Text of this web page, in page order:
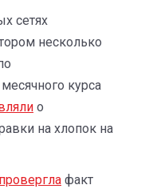
сетях
несколько
курса
о
на хлопок на
факт